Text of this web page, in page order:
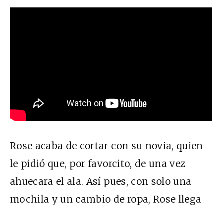
Rose acaba de cortar con su novia, quien
le pidió que, por favorcito, de una vez
ahuecara el ala. Así pues, con solo una
mochila y un cambio de ropa, Rose llega